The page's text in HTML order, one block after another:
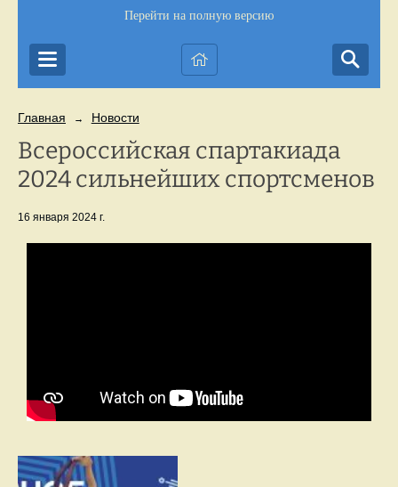
Перейти на полную версию
Главная → Новости
Всероссийская спартакиада
2024 сильнейших спортсменов
16 января 2024 г.